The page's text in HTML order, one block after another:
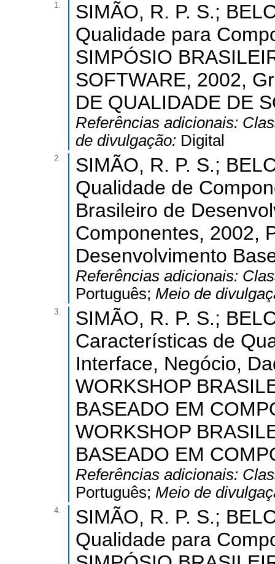
1.
SIMÃO, R. P. S.;
Qualidade para
SIMPÓSIO
SOFTWARE, 2002,
DE QUALIDADE DE
Referências adicionais:
de divulgação: Digital
2.
SIMÃO, R. P. S.;
Qualidade de
Brasileiro de
Componentes, 2002,
Desenvolvimento
Referências adicionais:
Português; Meio de
3.
SIMÃO, R. P. S.;
Características de
Interface, Negócio,
WORKSHOP
BASEADO EM
WORKSHOP
BASEADO EM
Referências adicionais:
Português; Meio de
4.
SIMÃO, R. P. S.;
Qualidade para